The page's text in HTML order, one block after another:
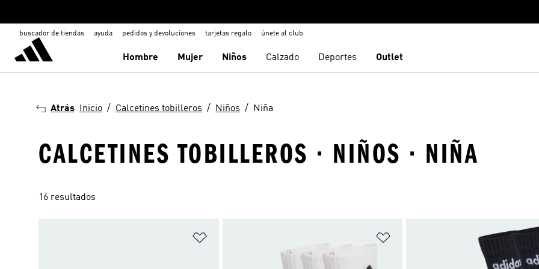
buscador de tiendas ayuda pedidos y devoluciones tarjetas regalo únete al club
Hombre Mujer Niños Calzado Deportes Outlet
Atrás Inicio Calcetines tobilleros Niños Niña
CALCETINES TOBILLEROS · NIÑOS · NIÑA
16 resultados
Añadir a la lista de deseos